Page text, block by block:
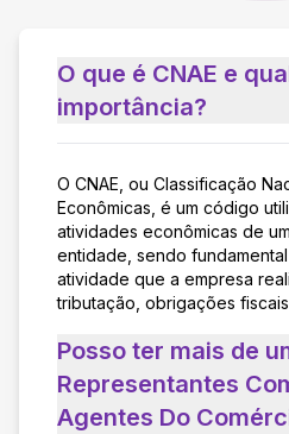
O que é CNAE e
importância?
O CNAE, ou Classificação
Econômicas, é um código
atividades econômicas de
entidade, sendo
atividade que a empresa
tributação, obrigações
Posso ter mais de
Representantes
Agentes Do